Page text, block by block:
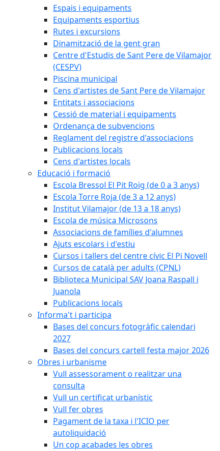
Espais i equipaments
Equipaments esportius
Rutes i excursions
Dinamització de la gent gran
Centre d'Estudis de Sant Pere de Vilamajor
(CESPV)
Piscina municipal
Cens d'artistes de Sant Pere de Vilamajor
Entitats i associacions
Cessió de material i equipaments
Ordenança de subvencions
Reglament del registre d'associacions
Publicacions locals
Cens d'artistes locals
Educació i formació
Escola Bressol El Pit Roig (de 0 a 3 anys)
Escola Torre Roja (de 3 a 12 anys)
Institut Vilamajor (de 13 a 18 anys)
Escola de música Microsons
Associacions de famílies d'alumnes
Ajuts escolars i d'estiu
Cursos i tallers del centre cívic El Pi Novell
Cursos de català per adults (CPNL)
Biblioteca Municipal SAV Joana Raspall i
Juanola
Publicacions locals
Informa't i participa
Bases del concurs fotogràfic calendari
2027
Bases del concurs cartell festa major 2026
Obres i urbanisme
Vull assessorament o realitzar una
consulta
Vull un certificat urbanístic
Vull fer obres
Pagament de la taxa i l'ICIO per
autoliquidació
Un cop acabades les obres